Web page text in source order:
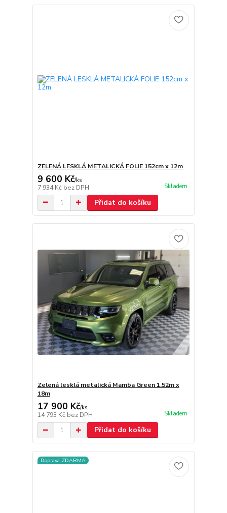
ZELENÁ LESKLÁ METALICKÁ FOLIE 152cm x 12m
9 600 Kč/ks
7 934 Kč bez DPH Skladem
Přidat do košíku
Zelená lesklá metalická Mamba Green 1.52m x
18m
17 900 Kč/ks
14 793 Kč bez DPH Skladem
Přidat do košíku
Doprava ZDARMA